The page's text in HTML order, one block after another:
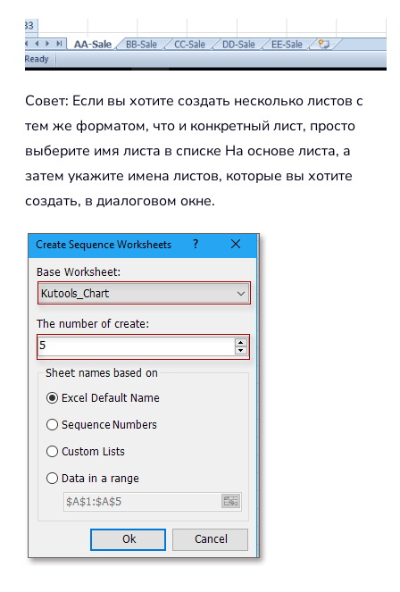
Совет: Если вы хотите создать несколько листов с
тем же форматом, что и конкретный лист, просто
выберите имя листа в списке На основе листа, а
затем укажите имена листов, которые вы хотите
создать, в диалоговом окне.